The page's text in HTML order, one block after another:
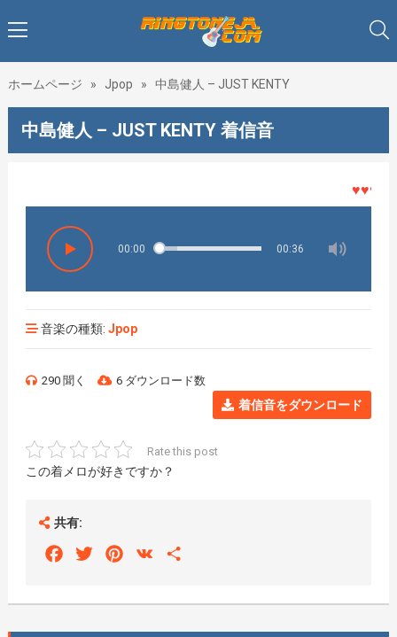
ホームページ » Jpop » 中島健人 – JUST KENTY
中島健人 – JUST KENTY 着信音
♥♥♥着メ
00:00 00:36
音楽の種類: Jpop
290 聞く 6 ダウンロード数
着信音をダウンロード
Rate this post
この着メロが好きですか？
共有:
FacebookTwitterPinterest
VK